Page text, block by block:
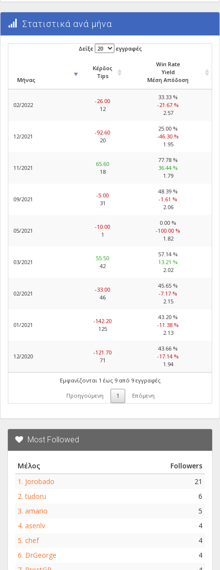
Στατιστικά ανά μήνα
Δείξε εγγραφές
Μήνας
Κέρδος
Tips
Win Rate
Yield
Μέση Απόδοση
02/2022
-26.00
12
33.33 %
-21.67 %
2.57
12/2021
-92.60
20
25.00 %
-46.30 %
1.95
11/2021
65.60
18
77.78 %
36.44 %
1.79
09/2021
-5.00
31
48.39 %
-1.61 %
2.06
05/2021
-10.00
1
0.00 %
-100.00 %
1.82
03/2021
55.50
42
57.14 %
13.21 %
2.02
02/2021
-33.00
46
45.65 %
-7.17 %
2.15
01/2021
-142.20
125
43.20 %
-11.38 %
2.13
12/2020
-121.70
71
43.66 %
-17.14 %
1.94
Εμφανίζονται 1 έως 9 από 9 εγγραφές
Προηγούμενη 1 Επόμενη
Most Followed
Μέλος
Followers
1. Jorobado
21
2.tudoru
6
3. amario
5
4. asenlv
4
5. chef
4
6. DrGeorge
4